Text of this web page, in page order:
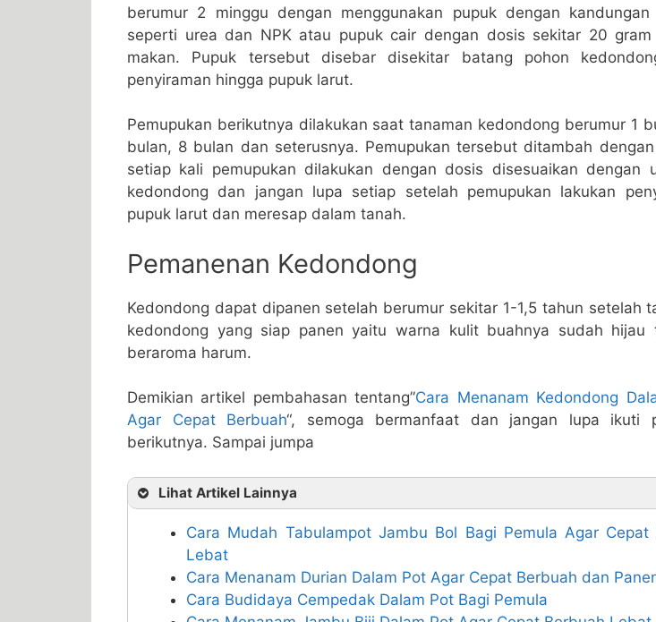
berumur 2 minggu dengan menggunakan pupuk dengan
seperti urea dan NPK atau pupuk cair dengan dosis sekitar 20
makan. Pupuk tersebut disebar disekitar batang pohon
penyiraman hingga pupuk larut.
Pemupukan berikutnya dilakukan saat tanaman kedondong berumur 1
bulan, 8 bulan dan seterusnya. Pemupukan tersebut ditambah
setiap kali pemupukan dilakukan dengan dosis disesuaikan dengan
kedondong dan jangan lupa setiap setelah pemupukan lakukan
pupuk larut dan meresap dalam tanah.
Pemanenan Kedondong
Kedondong dapat dipanen setelah berumur sekitar 1-1,5 tahun setelah
kedondong yang siap panen yaitu warna kulit buahnya sudah hijau
beraroma harum.
Demikian artikel pembahasan tentang”Cara Menanam Kedondong
Agar Cepat Berbuah“, semoga bermanfaat dan jangan lupa ikuti
berikutnya. Sampai jumpa
Lihat Artikel Lainnya
Cara Mudah Tabulampot Jambu Bol Bagi Pemula Agar Cepat
Lebat
Cara Menanam Durian Dalam Pot Agar Cepat Berbuah dan
Cara Budidaya Cempedak Dalam Pot Bagi Pemula